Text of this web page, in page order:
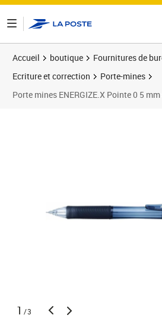
Accueil boutique
Fournitures de
Ecriture et correction
Porte-mines
Porte mines ENERGIZE.X Pointe 0 5
1 /3